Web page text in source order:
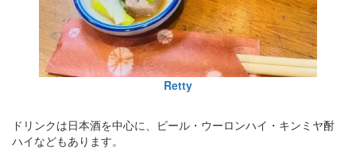
Retty
ドリンクは日本酒を中心に、ビール・ウーロンハイ・キンミヤ酎
ハイなどもあります。